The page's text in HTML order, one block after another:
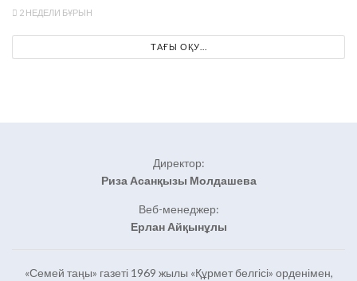
2 НЕДЕЛИ БҰРЫН
ТАҒЫ ОҚУ...
Директор:
Риза Асанқызы Молдашева
Веб-менеджер:
Ерлан Айқынұлы
«Семей таңы» газеті 1969 жылы «Құрмет белгісі» орденімен,